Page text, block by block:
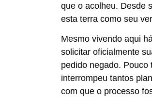
que o acolheu. Desde
esta terra como seu
Mesmo vivendo aqui
solicitar oficialmente
pedido negado.
interrompeu tantos
com que o processo